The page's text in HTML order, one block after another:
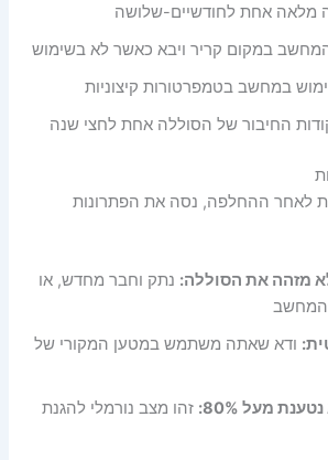
מלאה אחת לחודשיים-שלושה
במקום קריר ויבא כאשר לא בשימוש
במחשב בטמפרטורות קיצוניות
החיבור של הסוללה אחת לחצי שנה
לאחר ההחלפה, נסה את הפתרונות
מזהה את הסוללה: נתק וחבר מחדש, או
ודא שאתה משתמש במטען המקורי של
מעל 80%:
זהו מצב נורמלי להגנת